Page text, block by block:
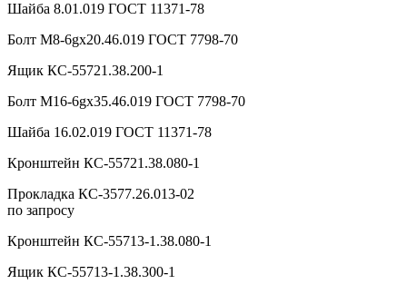
Шайба 8.01.019 ГОСТ 11371-78
Болт М8-6gx20.46.019 ГОСТ 7798-70
Ящик КС-55721.38.200-1
Болт М16-6gx35.46.019 ГОСТ 7798-70
Шайба 16.02.019 ГОСТ 11371-78
Кронштейн КС-55721.38.080-1
Прокладка КС-3577.26.013-02
по запросу
Кронштейн КС-55713-1.38.080-1
Ящик КС-55713-1.38.300-1